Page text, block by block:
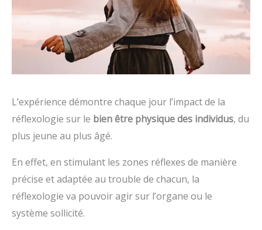
L’expérience démontre chaque jour l’impact de la
réflexologie sur le bien être physique des individus, du
plus jeune au plus âgé.
En effet, en stimulant les zones réflexes de manière
précise et adaptée au trouble de chacun, la
réflexologie va pouvoir agir sur l’organe ou le
système sollicité.